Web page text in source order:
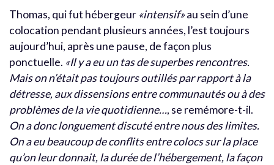
Thomas, qui fut hébergeur «intensif»au sein d’une
colocation pendant plusieurs années, l’est toujours
aujourd’hui, après une pause, de façon plus
ponctuelle. «Il y a eu un tas de superbes rencontres.
Mais on n’était pas toujours outillés par rapport à la
détresse, aux dissensions entre communautés ou à des
problèmes de la vie quotidienne…, se remémore-t-il.
On a donc longuement discuté entre nous des limites.
On a eu beaucoup de conflits entre colocs sur la place
qu’on leur donnait, la durée de l’hébergement, la façon